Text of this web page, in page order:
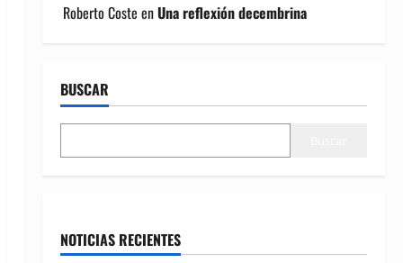
Roberto Coste enUna reflexión decembrina
BUSCAR
NOTICIAS RECIENTES